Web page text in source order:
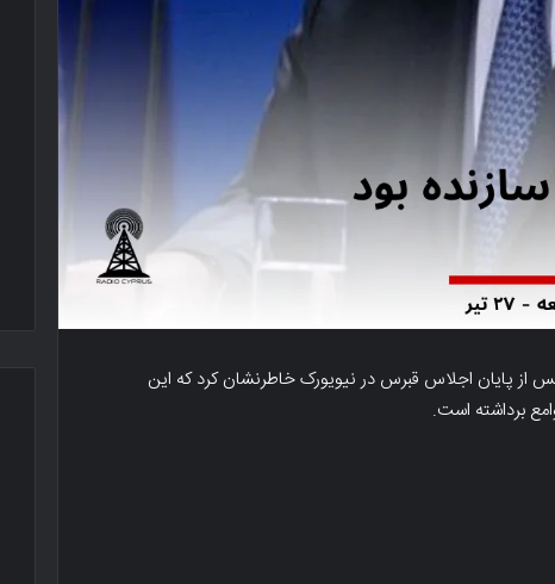
از پایان اجلاس قبرس در نیویورک خاطرنشان کرد که این
برداشته است.